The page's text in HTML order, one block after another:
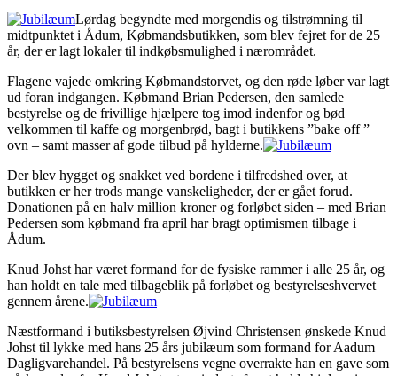
Lørdag begyndte med morgendis og tilstrømning til
midtpunktet i Ådum, Købmandsbutikken, som blev fejret for de 25
år, der er lagt lokaler til indkøbsmulighed i nærområdet.
Flagene vajede omkring Købmandstorvet, og den røde løber var lagt
ud foran indgangen. Købmand Brian Pedersen, den samlede
bestyrelse og de frivillige hjælpere tog imod indenfor og bød
velkommen til kaffe og morgenbrød, bagt i butikkens ”bake off ”
ovn – samt masser af gode tilbud på hylderne.
Der blev hygget og snakket ved bordene i tilfredshed over, at
butikken er her trods mange vanskeligheder, der er gået forud.
Donationen på en halv million kroner og forløbet siden – med Brian
Pedersen som købmand fra april har bragt optimismen tilbage i
Ådum.
Knud Johst har været formand for de fysiske rammer i alle 25 år, og
han holdt en tale med tilbageblik på forløbet og bestyrelseshvervet
gennem årene.
Næstformand i butiksbestyrelsen Øjvind Christensen ønskede Knud
Johst til lykke med hans 25 års jubilæum som formand for Aadum
Dagligvarehandel. På bestyrelsens vegne overrakte han en gave som